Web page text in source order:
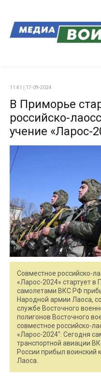
11:41 | 17-09-2024
В Приморье
российско-
учение «Ларос-
Совместное российско-
«Ларос-2024» стартует в
самолетами ВКС РФ
Народной армии Лаоса,
службе Восточного
полигонов Восточного
совместное российско-
«Ларос-2024″. Сегодня
транспортной авиации
России прибыл воинский
Лаоса.